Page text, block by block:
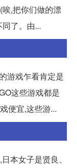
,把你们做的漂
了。由...
游戏乍看肯定是
这些游戏都是
便宜,这些游...
本女子是贤良、